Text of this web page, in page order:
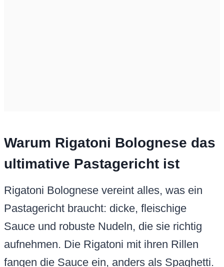
Warum Rigatoni Bolognese das
ultimative Pastagericht ist
Rigatoni Bolognese vereint alles, was ein
Pastagericht braucht: dicke, fleischige
Sauce und robuste Nudeln, die sie richtig
aufnehmen. Die Rigatoni mit ihren Rillen
fangen die Sauce ein, anders als Spaghetti.